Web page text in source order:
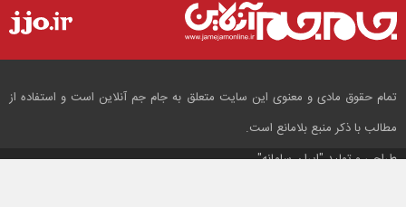
تمام حقوق مادی و معنوی این سایت متعلق به جام جم آنلاین است و استفاده از
مطالب با ذکر منبع بلامانع است.
طراحی و تولید"ایران سامانه"